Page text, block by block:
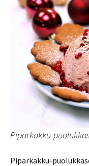
Piparkakku-
Piparkakku-